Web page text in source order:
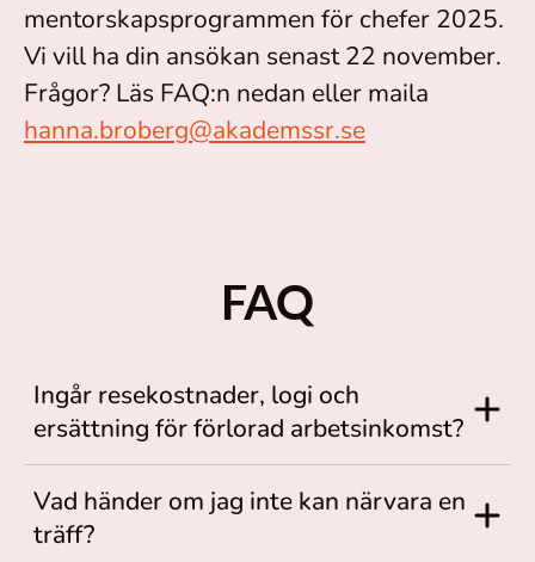
mentorskapsprogrammen för chefer 2025.
Vi vill ha din ansökan senast 22 november.
Frågor? Läs FAQ:n nedan eller maila
hanna.broberg@akademssr.se
FAQ
Ingår resekostnader, logi och
ersättning för förlorad arbetsinkomst?
Vad händer om jag inte kan närvara en
träff?